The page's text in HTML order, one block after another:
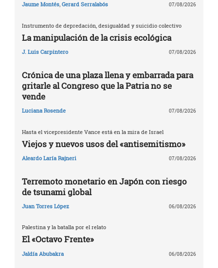
Jaume Montés, Gerard Serralabós 07/08/2026
Instrumento de depredación, desigualdad y suicidio colectivo
La manipulación de la crisis ecológica
J. Luis Carpintero 07/08/2026
Crónica de una plaza llena y embarrada para
gritarle al Congreso que la Patria no se
vende
Luciana Rosende 07/08/2026
Hasta el vicepresidente Vance está en la mira de Israel
Viejos y nuevos usos del «antisemitismo»
Aleardo Laría Rajneri 07/08/2026
Terremoto monetario en Japón con riesgo
de tsunami global
Juan Torres López 06/08/2026
Palestina y la batalla por el relato
El «Octavo Frente»
Jaldía Abubakra 06/08/2026